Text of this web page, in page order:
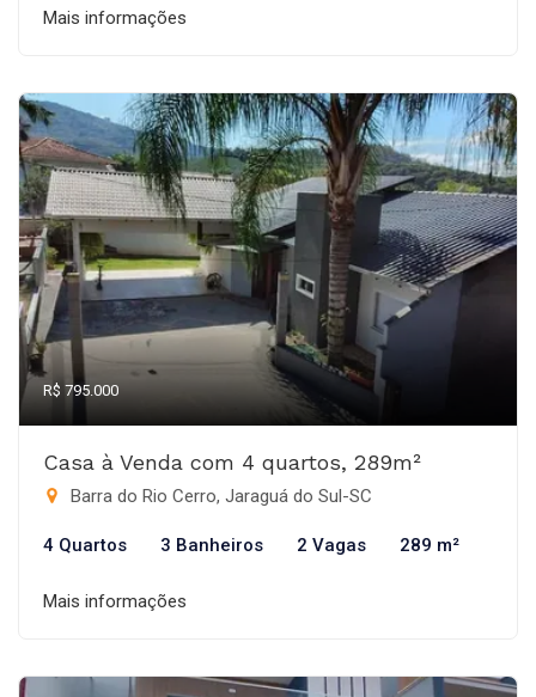
Mais informações
R$ 795.000
Casa à Venda com 4 quartos, 289m²
Barra do Rio Cerro, Jaraguá do Sul-SC
4 Quartos 3 Banheiros 2 Vagas 289 m²
Mais informações